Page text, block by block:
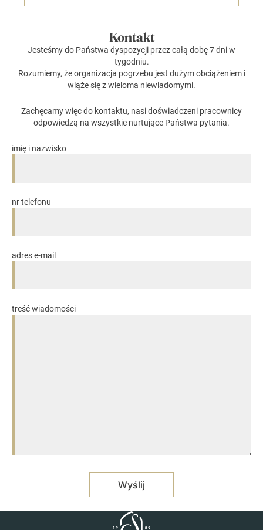
Kontakt
Jesteśmy do Państwa dyspozycji przez całą dobę 7 dni w
tygodniu.
Rozumiemy, że organizacja pogrzebu jest dużym obciążeniem i
wiąże się z wieloma niewiadomymi.
Zachęcamy więc do kontaktu, nasi doświadczeni pracownicy
odpowiedzą na wszystkie nurtujące Państwa pytania.
imię i nazwisko
nr telefonu
adres e-mail
treść wiadomości